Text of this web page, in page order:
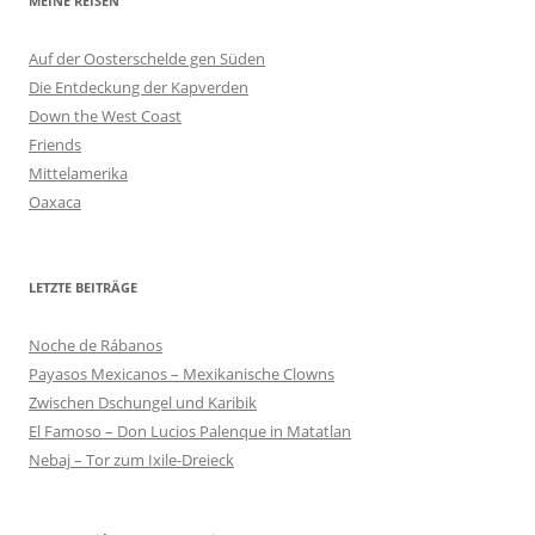
Auf der Oosterschelde gen Süden
Die Entdeckung der Kapverden
Down the West Coast
Friends
Mittelamerika
Oaxaca
LETZTE BEITRÄGE
Noche de Rábanos
Payasos Mexicanos – Mexikanische Clowns
Zwischen Dschungel und Karibik
El Famoso – Don Lucios Palenque in Matatlan
Nebaj – Tor zum Ixile-Dreieck